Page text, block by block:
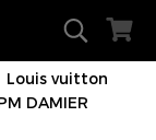
Louis vuitton
DAMIER